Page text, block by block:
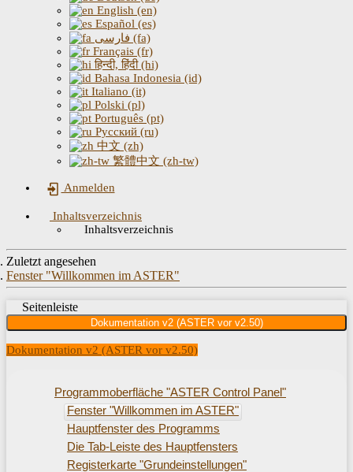
English (en)
Español (es)
فارسی (fa)
Français (fr)
हिन्दी, हिंदी (hi)
Bahasa Indonesia (id)
Italiano (it)
Polski (pl)
Português (pt)
Русский (ru)
中文 (zh)
繁體中文 (zh-tw)
Anmelden
Inhaltsverzeichnis
Inhaltsverzeichnis
Zuletzt angesehen
Fenster "Willkommen im ASTER"
Seitenleiste
Dokumentation v2 (ASTER vor v2.50)
Dokumentation v2 (ASTER vor v2.50)
Programmoberfläche "ASTER Control Panel"
Fenster "Willkommen im ASTER"
Hauptfenster des Programms
Die Tab-Leiste des Hauptfensters
Registerkarte "Grundeinstellungen"